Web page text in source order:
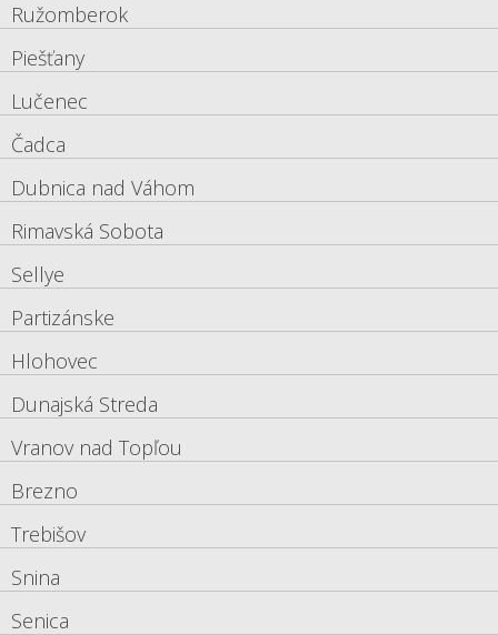
Ružomberok
Piešťany
Lučenec
Čadca
Dubnica nad Váhom
Rimavská Sobota
Sellye
Partizánske
Hlohovec
Dunajská Streda
Vranov nad Topľou
Brezno
Trebišov
Snina
Senica